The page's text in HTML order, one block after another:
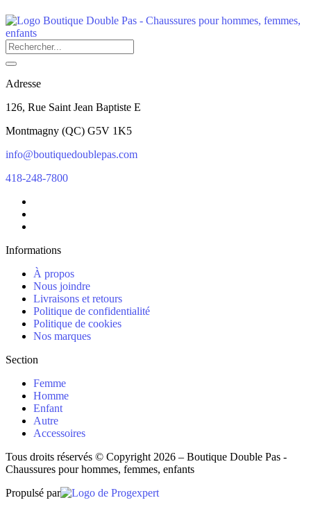
Adresse
126, Rue Saint Jean Baptiste E
Montmagny (QC) G5V 1K5
info@boutiquedoublepas.com
418-248-7800
Informations
À propos
Nous joindre
Livraisons et retours
Politique de confidentialité
Politique de cookies
Nos marques
Section
Femme
Homme
Enfant
Autre
Accessoires
Tous droits réservés © Copyright 2026 – Boutique Double Pas -
Chaussures pour hommes, femmes, enfants
Propulsé par